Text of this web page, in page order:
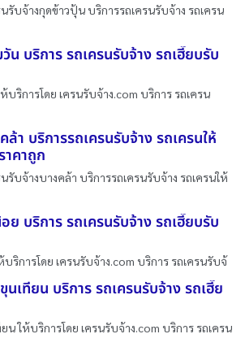
รับจ้างกุดข้าวปุ้น บริการรถเครนรับจ้าง รถเครน
น บริการ รถเครนรับจ้าง รถเฮี๊ยบรับ
บริการโดย เครนรับจ้าง.com บริการ รถเครน
ล้า บริการรถเครนรับจ้าง รถเครนให้
าคาถูก
รับจ้างบางคล้า บริการรถเครนรับจ้าง รถเครนให้
ย บริการ รถเครนรับจ้าง รถเฮี๊ยบรับ
บริการโดย เครนรับจ้าง.com บริการ รถเครนรับจ้
นเทียน บริการ รถเครนรับจ้าง รถเฮี๊ย
น ให้บริการโดย เครนรับจ้าง.com บริการ รถเครน